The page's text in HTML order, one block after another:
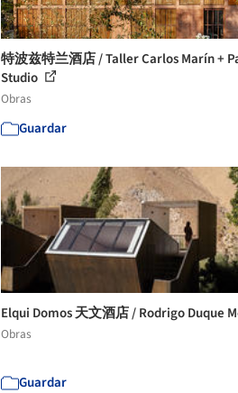
特波兹特兰酒店 / Taller Carlos Marín +
Studio
Obras
Guardar
Elqui Domos 天文酒店 / Rodrigo Duque
Obras
Guardar